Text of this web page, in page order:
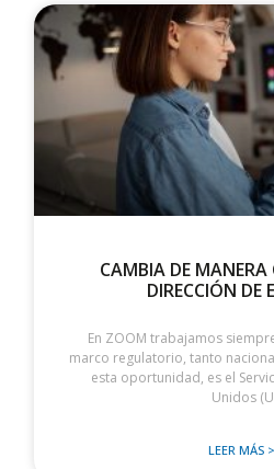
CAMBIA DE MANERA
DIRECCIÓN DE
En ZOOM trabajamos
marco regulatorio, tanto
esta oportunidad, es el
Unidos
LEER MÁS